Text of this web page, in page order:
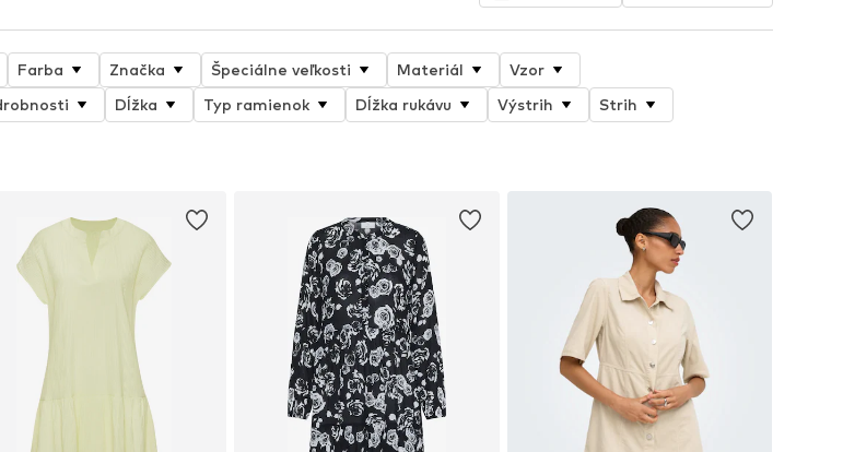
Farba Značka Špeciálne veľkosti Materiál
Vzor
Dĺžka Typ ramienok Dĺžka rukávu Výstrih
Strih